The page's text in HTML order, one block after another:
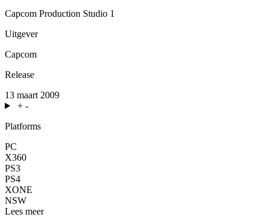
Capcom Production Studio 1
Uitgever
Capcom
Release
13 maart 2009
+ -
Platforms
PC
X360
PS3
PS4
XONE
NSW
Lees meer